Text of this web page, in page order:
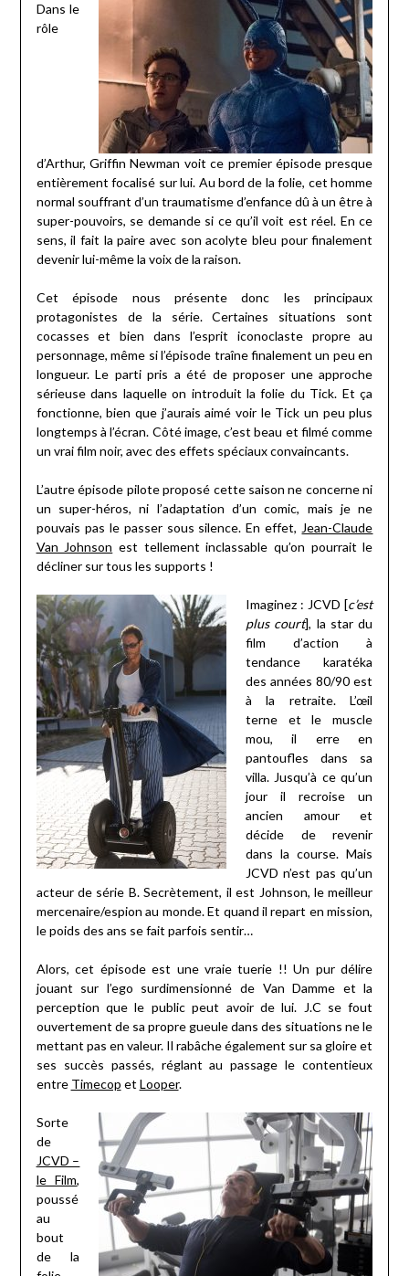
Dans le
rôle
d’Arthur, Griffin Newman voit ce premier épisode presque
entièrement focalisé sur lui. Au bord de la folie, cet homme
normal souffrant d’un traumatisme d’enfance dû à un être à
super-pouvoirs, se demande si ce qu’il voit est réel. En ce
sens, il fait la paire avec son acolyte bleu pour finalement
devenir lui-même la voix de la raison.
Cet épisode nous présente donc les principaux
protagonistes de la série. Certaines situations sont
cocasses et bien dans l’esprit iconoclaste propre au
personnage, même si l’épisode traîne finalement un peu en
longueur. Le parti pris a été de proposer une approche
sérieuse dans laquelle on introduit la folie du Tick. Et ça
fonctionne, bien que j’aurais aimé voir le Tick un peu plus
longtemps à l’écran. Côté image, c’est beau et filmé comme
un vrai film noir, avec des effets spéciaux convaincants.
L’autre épisode pilote proposé cette saison ne concerne ni
un super-héros, ni l’adaptation d’un comic, mais je ne
pouvais pas le passer sous silence. En effet, Jean-Claude
Van Johnson est tellement inclassable qu’on pourrait le
décliner sur tous les supports !
Imaginez : JCVD [c’est
plus court], la star du
film d’action à
tendance karatéka
des années 80/90 est
à la retraite. L’œil
terne et le muscle
mou, il erre en
pantoufles dans sa
villa. Jusqu’à ce qu’un
jour il recroise un
ancien amour et
décide de revenir
dans la course. Mais
JCVD n’est pas qu’un
acteur de série B. Secrètement, il est Johnson, le meilleur
mercenaire/espion au monde. Et quand il repart en mission,
le poids des ans se fait parfois sentir…
Alors, cet épisode est une vraie tuerie !! Un pur délire
jouant sur l’ego surdimensionné de Van Damme et la
perception que le public peut avoir de lui. J.C se fout
ouvertement de sa propre gueule dans des situations ne le
mettant pas en valeur. Il rabâche également sur sa gloire et
ses succès passés, réglant au passage le contentieux
entre Timecop et Looper.
Sorte
de
JCVD –
le Film,
poussé
au
bout
de la